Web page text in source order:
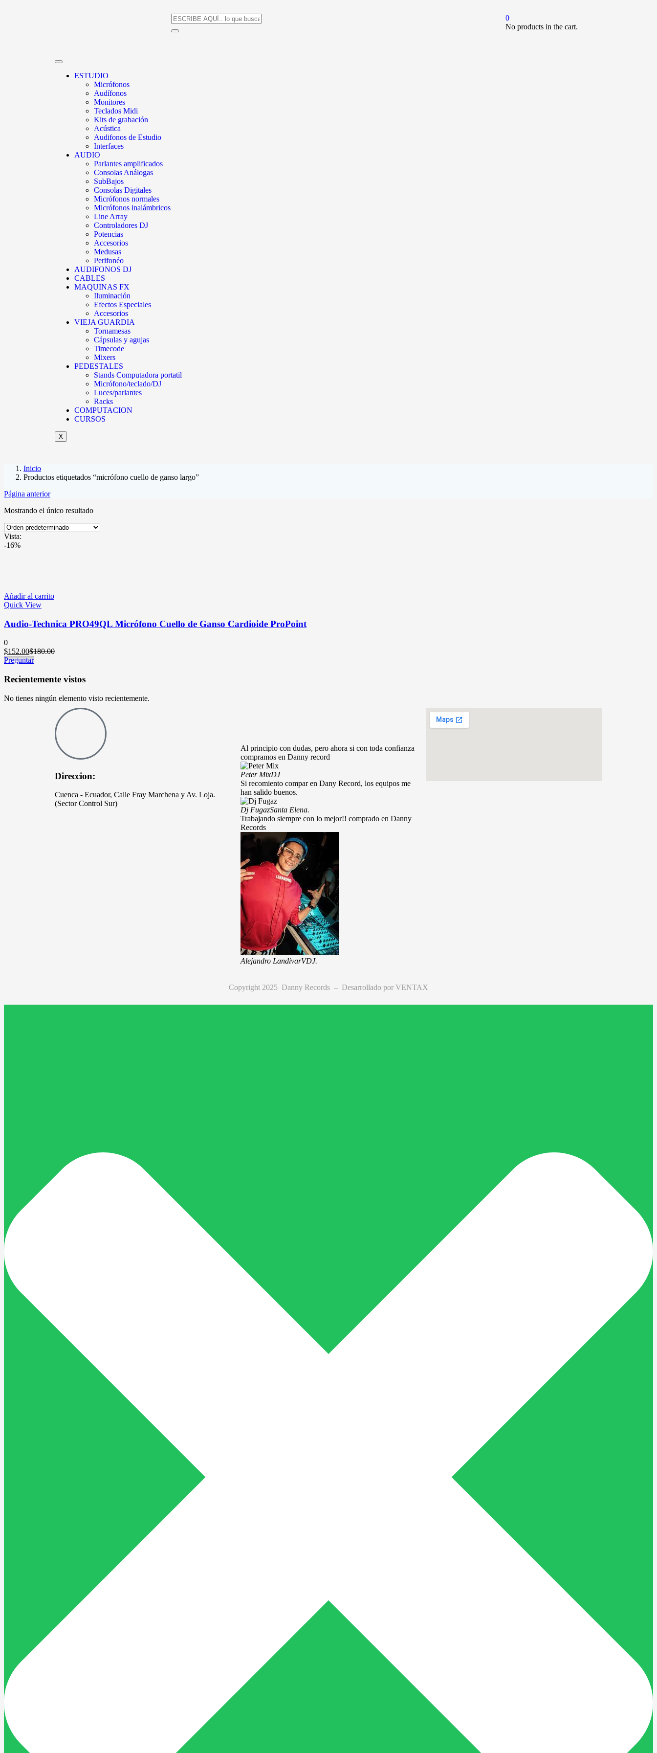
0
No products in the cart.
ESTUDIO
Micrófonos
Audífonos
Monitores
Teclados Midi
Kits de grabación
Acústica
Audifonos de Estudio
Interfaces
AUDIO
Parlantes amplificados
Consolas Análogas
SubBajos
Consolas Digitales
Micrófonos normales
Micrófonos inalámbricos
Line Array
Controladores DJ
Potencias
Accesorios
Medusas
Perifonéo
AUDIFONOS DJ
CABLES
MAQUINAS FX
Iluminación
Efectos Especiales
Accesorios
VIEJA GUARDIA
Tornamesas
Cápsulas y agujas
Timecode
Mixers
PEDESTALES
Stands Computadora portatil
Micrófono/teclado/DJ
Luces/parlantes
Racks
COMPUTACION
CURSOS
X
Inicio
Productos etiquetados “micrófono cuello de ganso largo”
Página anterior
Mostrando el único resultado
Vista:
-16%
Añadir al carrito
Quick View
Audio-Technica PRO49QL Micrófono Cuello de Ganso Cardioide ProPoint
0
$152.00$180.00
Preguntar
Recientemente vistos
No tienes ningún elemento visto recientemente.
Direccion:
Cuenca - Ecuador, Calle Fray Marchena y Av. Loja.
(Sector Control Sur)
Al principio con dudas, pero ahora si con toda confianza
compramos en Danny record
Peter MixDJ
Si recomiento compar en Dany Record, los equipos me
han salido buenos.
Dj FugazSanta Elena.
Trabajando siempre con lo mejor!! comprado en Danny
Records
Alejandro LandivarVDJ.
Copyright 2025 Danny Records – Desarrollado por VENTAX